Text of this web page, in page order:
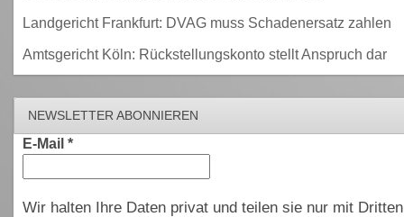
Landgericht Frankfurt: DVAG muss Schadenersatz zahlen
Amtsgericht Köln: Rückstellungskonto stellt Anspruch dar
NEWSLETTER ABONNIEREN
E-Mail *
Wir halten Ihre Daten privat und teilen sie nur mit